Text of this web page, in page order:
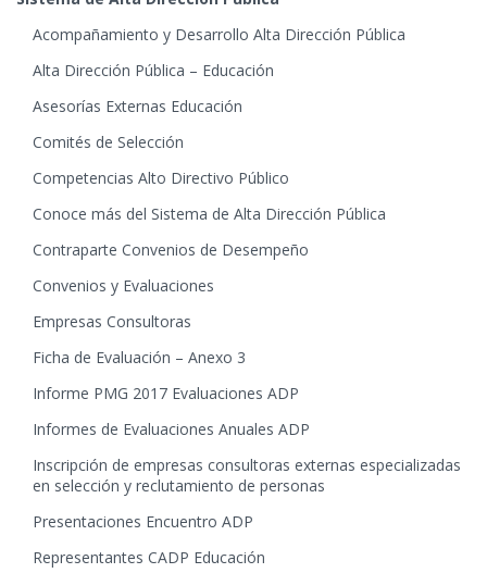
Acompañamiento y Desarrollo Alta Dirección Pública
Alta Dirección Pública – Educación
Asesorías Externas Educación
Comités de Selección
Competencias Alto Directivo Público
Conoce más del Sistema de Alta Dirección Pública
Contraparte Convenios de Desempeño
Convenios y Evaluaciones
Empresas Consultoras
Ficha de Evaluación – Anexo 3
Informe PMG 2017 Evaluaciones ADP
Informes de Evaluaciones Anuales ADP
Inscripción de empresas consultoras externas especializadas
en selección y reclutamiento de personas
Presentaciones Encuentro ADP
Representantes CADP Educación